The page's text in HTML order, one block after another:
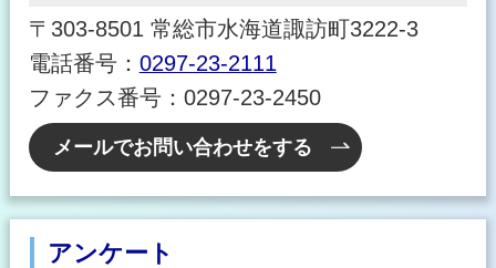
〒303-8501 常総市水海道諏訪町3222-3
電話番号： 0297-23-2111
ファクス番号：0297-23-2450
メールでお問い合わせをする
アンケート